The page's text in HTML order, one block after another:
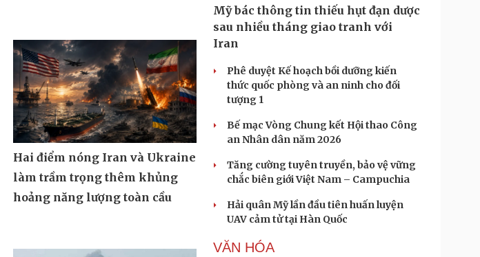
Hai điểm nóng Iran và Ukraine
làm trầm trọng thêm khủng
hoảng năng lượng toàn cầu
Mỹ bác thông tin thiếu hụt đạn dược
sau nhiều tháng giao tranh với
Iran
Phê duyệt Kế hoạch bồi dưỡng kiến
thức quốc phòng và an ninh cho đối
tượng 1
Bế mạc Vòng Chung kết Hội thao Công
an Nhân dân năm 2026
Tăng cường tuyên truyền, bảo vệ vững
chắc biên giới Việt Nam – Campuchia
Hải quân Mỹ lần đầu tiên huấn luyện
UAV cảm tử tại Hàn Quốc
VĂN HÓA